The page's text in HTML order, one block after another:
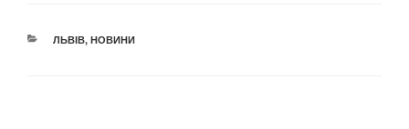
КАТЕГОРІЇ
ЛЬВІВ, НОВИНИ